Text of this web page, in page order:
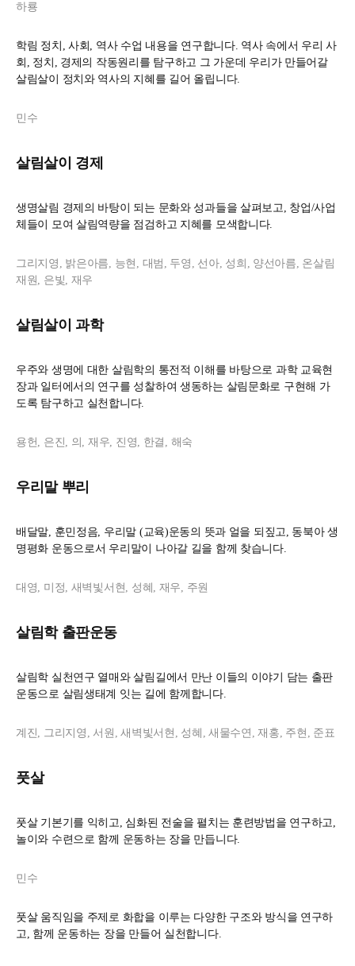
하룡
학림 정치, 사회, 역사 수업 내용을 연구합니다. 역사 속에서 우리 사
회, 정치, 경제의 작동원리를 탐구하고 그 가운데 우리가 만들어갈
살림살이 정치와 역사의 지혜를 길어 올립니다.
민수
살림살이 경제
생명살림 경제의 바탕이 되는 문화와 성과들을 살펴보고, 창업/사업
체들이 모여 살림역량을 점검하고 지혜를 모색합니다.
그리지영, 밝은아름, 능현, 대범, 두영, 선아, 성희, 양선아름, 온살림
재원, 은빛, 재우
살림살이 과학
우주와 생명에 대한 살림학의 통전적 이해를 바탕으로 과학 교육현
장과 일터에서의 연구를 성찰하여 생동하는 살림문화로 구현해 가
도록 탐구하고 실천합니다.
용헌, 은진, 의, 재우, 진영, 한결, 해숙
우리말 뿌리
배달말, 훈민정음, 우리말 (교육)운동의 뜻과 얼을 되짚고, 동북아 생
명평화 운동으로서 우리말이 나아갈 길을 함께 찾습니다.
대영, 미정, 새벽빛서현, 성혜, 재우, 주원
살림학 출판운동
살림학 실천연구 열매와 살림길에서 만난 이들의 이야기 담는 출판
운동으로 살림생태계 잇는 길에 함께합니다.
계진, 그리지영, 서원, 새벽빛서현, 성혜, 새물수연, 재홍, 주현, 준표
풋살
풋살 기본기를 익히고, 심화된 전술을 펼치는 훈련방법을 연구하고,
놀이와 수련으로 함께 운동하는 장을 만듭니다.
민수
풋살 움직임을 주제로 화합을 이루는 다양한 구조와 방식을 연구하
고, 함께 운동하는 장을 만들어 실천합니다.